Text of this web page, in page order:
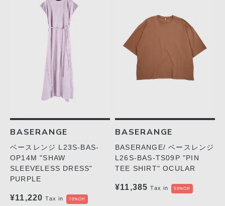
BASERANGE
ベースレンジ L23S-BAS-
OP14M "SHAW
SLEEVELESS DRESS"
PURPLE
¥11,220 Tax in 70%Off
BASERANGE
BASERANGE/ ベースレンジ
L26S-BAS-TS09P "PIN
TEE SHIRT" OCULAR
¥11,385 Tax in 50%Off